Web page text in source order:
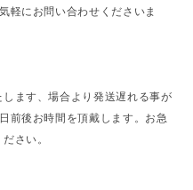
軽にお問い合わせくださいま
ます、場合より発送遅れる事が
前後お時間を頂戴します。お急
さい。